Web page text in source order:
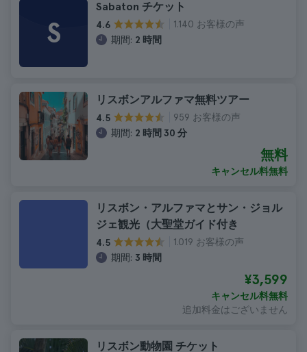
S
Sabaton チケット
4.6
1.140 お客様の声
期間: 2 時間
リスボンアルファマ無料ツアー
4.5
959 お客様の声
期間: 2 時間 30 分
無料
キャンセル料無料
リスボン・アルファマとサン・ジョル
ジェ観光（大聖堂ガイド付き
4.5
1.019 お客様の声
期間: 3 時間
¥3,599
キャンセル料無料
追加料金はございません
リスボン動物園 チケット